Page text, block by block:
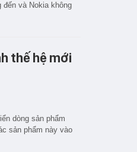
và Nokia không
thế hệ mới
dòng sản phẩm
sản phẩm này vào